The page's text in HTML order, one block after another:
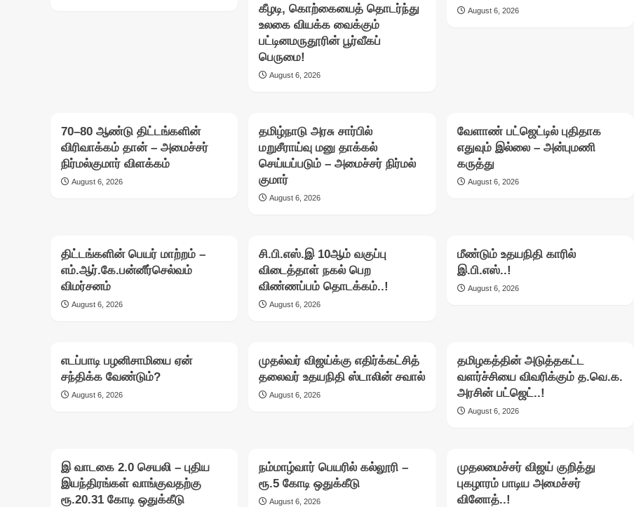
கீழடி, கொற்கையைத் தொடர்ந்து
உலகை வியக்க வைக்கும்
பட்டினமருதூரின் பூர்வீகப்
பெருமை!
August 6, 2026
August 6, 2026
70–80 ஆண்டு திட்டங்களின்
விரிவாக்கம் தான் – அமைச்சர்
நிர்மல்குமார் விளக்கம்
August 6, 2026
தமிழ்நாடு அரசு சார்பில்
மறுசீராய்வு மனு தாக்கல்
செய்யப்படும் – அமைச்சர் நிர்மல்
குமார்
August 6, 2026
வேளாண் பட்ஜெட்டில் புதிதாக
எதுவும் இல்லை – அன்புமணி
கருத்து
August 6, 2026
திட்டங்களின் பெயர் மாற்றம் –
எம்.ஆர்.கே.பன்னீர்செல்வம்
விமர்சனம்
August 6, 2026
சி.பி.எஸ்.இ 10ஆம் வகுப்பு
விடைத்தாள் நகல் பெற
விண்ணப்பம் தொடக்கம்..!
August 6, 2026
மீண்டும் உதயநிதி காரில்
இ.பி.எஸ்..!
August 6, 2026
எடப்பாடி பழனிசாமியை ஏன்
சந்திக்க வேண்டும்?
August 6, 2026
முதல்வர் விஜய்க்கு எதிர்க்கட்சித்
தலைவர் உதயநிதி ஸ்டாலின் சவால்
August 6, 2026
தமிழகத்தின் அடுத்தகட்ட
வளர்ச்சியை விவரிக்கும் த.வெ.க.
அரசின் பட்ஜெட்..!
August 6, 2026
இ வாடகை 2.0 செயலி – புதிய
இயந்திரங்கள் வாங்குவதற்கு
ரூ.20.31 கோடி ஒதுக்கீடு
நம்மாழ்வார் பெயரில் கல்லூரி –
ரூ.5 கோடி ஒதுக்கீடு
August 6, 2026
முதலமைச்சர் விஜய் குறித்து
புகழாரம் பாடிய அமைச்சர்
வினோத்..!